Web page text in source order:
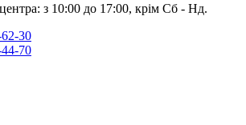
з 10:00 до 17:00, крім Сб - Нд.
30
70